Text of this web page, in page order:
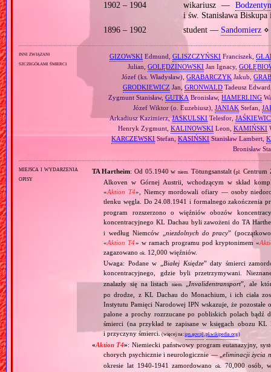
1902 – 1904
wikariusz —
i św. Stanisława
1896 – 1902
student — Sandomierz⋄
inni związani
szczegółami śmierci
GIZOWSKI Edmund, GLISZCZYŃSKIFranciszek,
Julian,GOLĘDZINOWSKI Jan Ignacy,
Józef (ks. Władysław),GRABARCZYK Jakub,
GRODKIEWICZ Jan, GRONWALDTadeusz
Zygmunt Stanisław,GUTKA Bronisław,HAMERLING
Józef Wiktor (o. Euzebiusz),JANIAK Stefan,
Arkadiusz Kazimierz,JASKULSKI Telesfor,
Henryk Zygmunt, KALINOWSKILeon, KAMIŃSKI
KARCZEWSKI Stefan,KASIŃSKI Stanisław Lambert,
Bronisław
miejsca i wydarzenia
opisy
TA Hartheim: Od 05.1940 w niem. Tötungsanstalt (pl. Centrum
Alkoven w Górnej Austrii, wchodzącym w skład
«Aktion T4», Niemcy mordowali ofiary — osoby
tlenku węgla. Do 24.08.1941 i formalnego zakończenia
program rozszerzono o więźniów obozów
koncentracyjnego KL Dachau byli zawożeni do TA
i według Niemców „ niezdolnych do pracy”
«Aktion T4» w ramach programu pod kryptonimem «
zagazowanook. 12,000 więźniów.
Uwaga: Podane w „ Białej Księdze” daty śmierci
koncentracyjnego, gdzie byli przetrzymywani.
znalazły się na listach
niem. Invalidentransport”, ale
po drodze, z KL Dachau do Monachium, i ich ciała
Instytutu Pamięci Narodowej IPN wskazuje, że
palone a prochy rozrzucane po pobliskich polach bądź
śmierci (na przykład te zapisane w księgach obozu
i przyczyny śmierci.(więcej na:ipn.gov.pl,pl.wikipedia.org)
«Aktion T4»: Niemiecki państwowy program eutanazyjny,
chorych psychicznie i neurologicznie — „eliminacji życia
okresie lat 1940‐1941 zamordowanook.
70,000 osób,